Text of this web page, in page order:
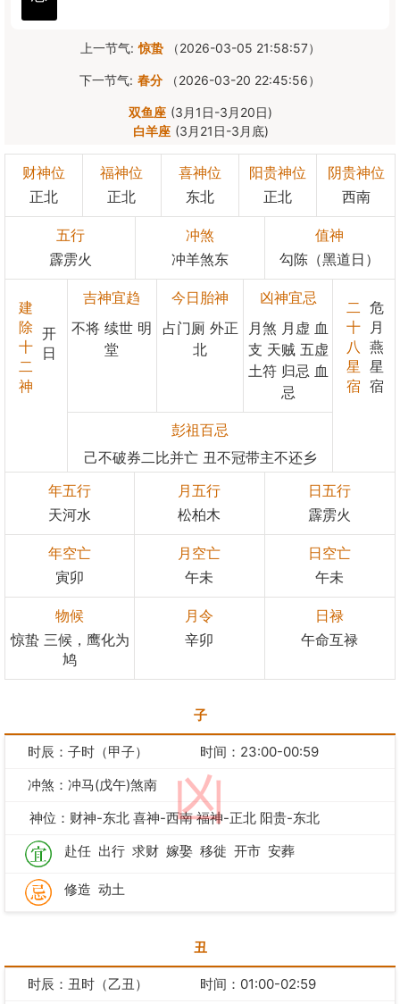
上一节气: 惊蛰 （2026-03-05 21:58:57）
下一节气: 春分 （2026-03-20 22:45:56）
双鱼座 (3月1日-3月20日)
白羊座 (3月21日-3月底)
财神位
正北
福神位
正北
喜神位
东北
阳贵神位
正北
阴贵神位
西南
五行
霹雳火
冲煞
冲羊煞东
值神
勾陈（黑道日）
建
除
十
二
神
开
日
吉神宜趋
不将 续世 明
堂
今日胎神
占门厕 外正
北
凶神宜忌
月煞 月虚 血
支 天贼 五虚
土符 归忌 血
忌
彭祖百忌
己不破券二比并亡 丑不冠带主不还乡
二
十
八
星
宿
危
月
燕
星
宿
年五行
天河水
月五行
松柏木
日五行
霹雳火
年空亡
寅卯
月空亡
午未
日空亡
午未
物候
惊蛰 三候，鹰化为
鸠
月令
辛卯
日禄
午命互禄
子
凶
时辰：子时（甲子）
时间：23:00-00:59
冲煞：冲马(戊午)煞南
神位：财神-东北 喜神-西南 福神-正北 阳贵-东北
赴任 出行 求财 嫁娶 移徙 开市 安葬
修造 动土
丑
时辰：丑时（乙丑） 时间：01:00-02:59